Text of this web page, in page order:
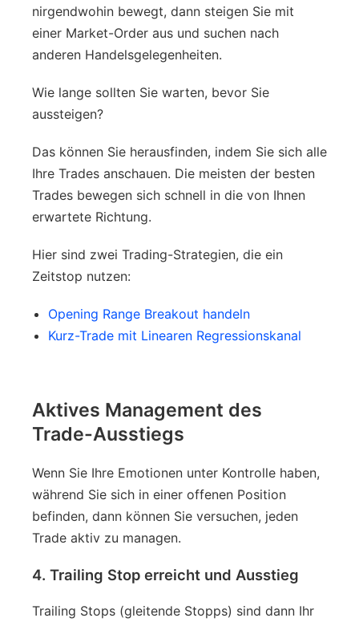
nirgendwohin bewegt, dann steigen Sie mit
einer Market-Order aus und suchen nach
anderen Handelsgelegenheiten.
Wie lange sollten Sie warten, bevor Sie
aussteigen?
Das können Sie herausfinden, indem Sie sich alle
Ihre Trades anschauen. Die meisten der besten
Trades bewegen sich schnell in die von Ihnen
erwartete Richtung.
Hier sind zwei Trading-Strategien, die ein
Zeitstop nutzen:
Opening Range Breakout handeln
Kurz-Trade mit Linearen Regressionskanal
Aktives Management des
Trade-Ausstiegs
Wenn Sie Ihre Emotionen unter Kontrolle haben,
während Sie sich in einer offenen Position
befinden, dann können Sie versuchen, jeden
Trade aktiv zu managen.
4. Trailing Stop erreicht und Ausstieg
Trailing Stops (gleitende Stopps) sind dann Ihr